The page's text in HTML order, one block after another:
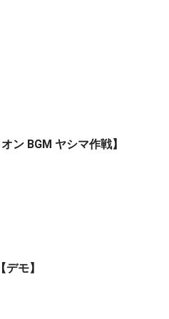
ン BGM ヤシマ作戦】
モ】